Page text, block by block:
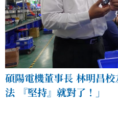
碩陽電機董事長 林明昌
法 『堅持』就對了！」